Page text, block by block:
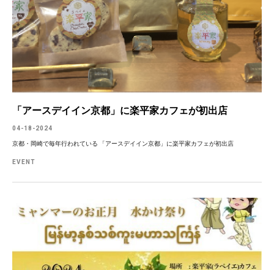
「アースデイイン京都」に楽平家カフェが初出店
04-18-2024
京都・岡崎で毎年行われている 「アースデイイン京都」に楽平家カフェが初出店
EVENT